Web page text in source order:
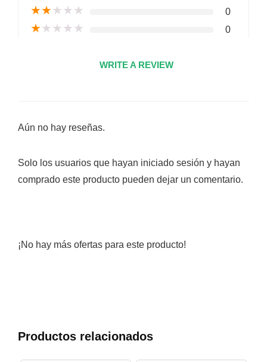
★★★★★ 0
★★★★★ 0
WRITE A REVIEW
Aún no hay reseñas.
Solo los usuarios que hayan iniciado sesión y hayan
comprado este producto pueden dejar un comentario.
¡No hay más ofertas para este producto!
Productos relacionados